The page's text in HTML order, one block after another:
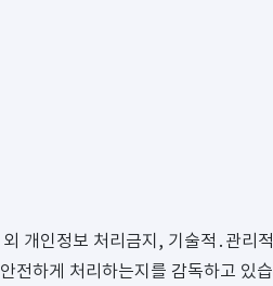
개인정보 처리금지, 기술적․관리
전하게 처리하는지를 감독하고 있